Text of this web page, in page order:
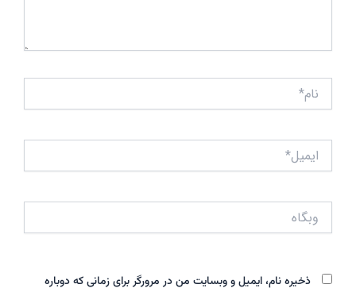
نام*
ایمیل*
ذخیره نام، ایمیل و وبسایت من در مرورگر برای زمانی که دوباره